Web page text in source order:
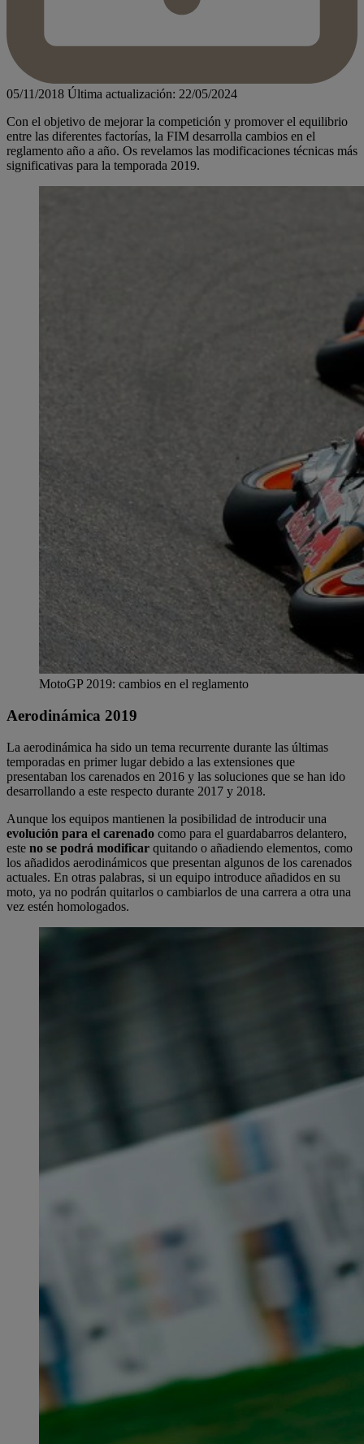
05/11/2018 Última actualización: 22/05/2024
Con el objetivo de mejorar la competición y promover el equilibrio
entre las diferentes factorías, la FIM desarrolla cambios en el
reglamento año a año. Os revelamos las modificaciones técnicas más
significativas para la temporada 2019.
MotoGP 2019: cambios en el reglamento
Aerodinámica 2019
La aerodinámica ha sido un tema recurrente durante las últimas
temporadas en primer lugar debido a las extensiones que
presentaban los carenados en 2016 y las soluciones que se han ido
desarrollando a este respecto durante 2017 y 2018.
Aunque los equipos mantienen la posibilidad de introducir una
evolución para el carenado como para el guardabarros delantero,
este no se podrá modificar quitando o añadiendo elementos, como
los añadidos aerodinámicos que presentan algunos de los carenados
actuales. En otras palabras, si un equipo introduce añadidos en su
moto, ya no podrán quitarlos o cambiarlos de una carrera a otra una
vez estén homologados.